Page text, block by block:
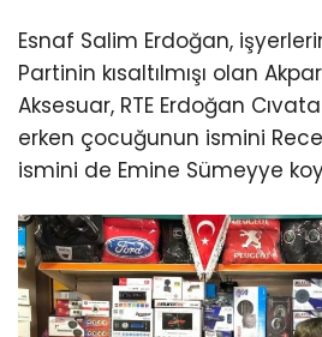
Esnaf Salim Erdoğan,
Partinin kısaltılmışı olan
Aksesuar, RTE Erdoğan
erken çocuğunun ismini
ismini de Emine Sümeyye